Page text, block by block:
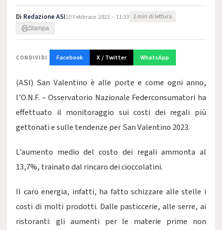
Di Redazione ASI10 Febbraio 2023 – 11:33 2 min di lettura
Stampa
CONDIVIDI Facebook X / Twitter WhatsApp
(ASI) San Valentino è alle porte e come ogni anno,
l’O.N.F. – Osservatorio Nazionale Federconsumatori ha
effettuato il monitoraggio sui costi dei regali più
gettonati e sulle tendenze per San Valentino 2023.
L’aumento medio del costo dei regali ammonta al
13,7%, trainato dal rincaro dei cioccolatini.
Il caro energia, infatti, ha fatto schizzare alle stelle i
costi di molti prodotti. Dalle pasticcerie, alle serre, ai
ristoranti: gli aumenti per le materie prime non